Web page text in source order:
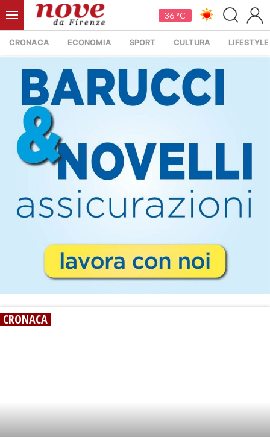
36 °C
CRONACA ECONOMIA SPORT CULTURA LIFESTYLE
CRONACA